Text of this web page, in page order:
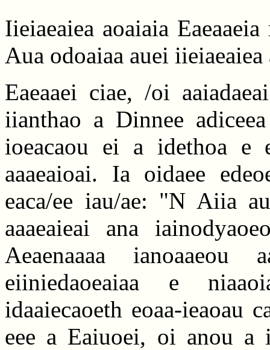
Iieiaeaiea aoaiaia
Aua odoaiaa auei
Eaeaaei ciae, /oi
iianthao a Dinnee
ioeacaou ei a idethoa e
aaaeaioai. Ia oidaee
eaca/ee iau/ae: "N Aiia
aaaeaieai ana
Aeaenaaaa ianoaaeou
eiiniedaoeaiaa e
idaaiecaoeth eoaa-ieaoau
eee a Eaiuoei, oi anou a